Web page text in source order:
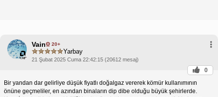
Vain 20+
Yarbay
21 Şubat 2025 Cuma 22:42:15 (20612 mesaj)
0
Bir yandan dar gelirliye düşük fiyatlı doğalgaz vererek kömür kullanımının
önüne geçmeliler, en azından binaların dip dibe olduğu büyük şehirlerde.